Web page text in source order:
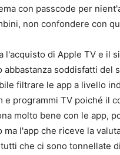
con passcode per
non confondere con
l'acquisto di Apple TV e il
abbastanza soddisfatti del
filtrare le app a livello
programmi TV poiché il
molto bene con le app,
l'app che riceve la
che ci sono tonnellate